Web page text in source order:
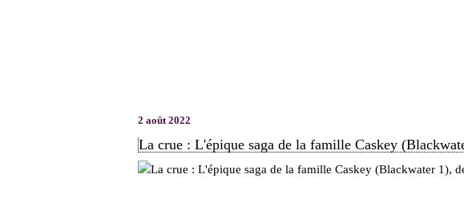
2 août 2022
La crue : L'épique saga de la famille Caskey